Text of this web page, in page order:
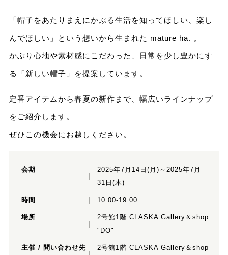
「帽子をあたりまえにかぶる生活を知ってほしい、楽し
んでほしい」という想いから生まれた mature ha. 。
かぶり心地や素材感にこだわった、日常を少し豊かにす
る「新しい帽子」を提案しています。
定番アイテムから春夏の新作まで、幅広いラインナップ
をご紹介します。
ぜひこの機会にお越しください。
会期
2025年7月14日(月)～2025年7月
31日(木)
時間 10:00-19:00
場所
2号館1階 CLASKA Gallery＆shop
"DO"
主催 / 問い合わせ先
2号館1階 CLASKA Gallery＆shop